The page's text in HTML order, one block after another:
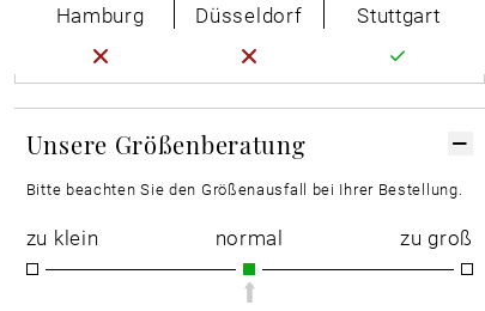
Hamburg Düsseldorf Stuttgart
Unsere Größenberatung
Bitte beachten Sie den Größenausfall bei Ihrer Bestellung.
zu klein normal zu groß